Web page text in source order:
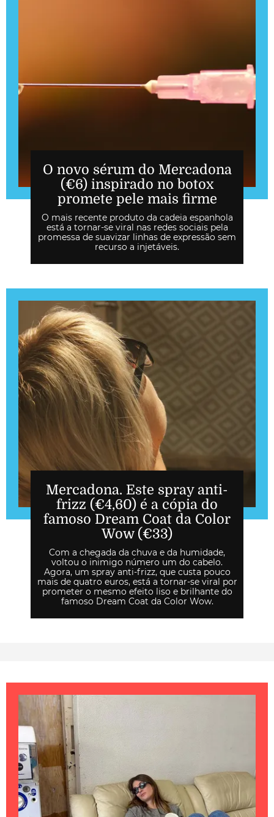
O novo sérum do Mercadona
(€6) inspirado no botox
promete pele mais firme
O mais recente produto da cadeia espanhola
está a tornar-se viral nas redes sociais pela
promessa de suavizar linhas de expressão sem
recurso a injetáveis.
Mercadona. Este spray anti-
frizz (€4,60) é a cópia do
famoso Dream Coat da Color
Wow (€33)
Com a chegada da chuva e da humidade,
voltou o inimigo número um do cabelo.
Agora, um spray anti-frizz, que custa pouco
mais de quatro euros, está a tornar-se viral por
prometer o mesmo efeito liso e brilhante do
famoso Dream Coat da Color Wow.